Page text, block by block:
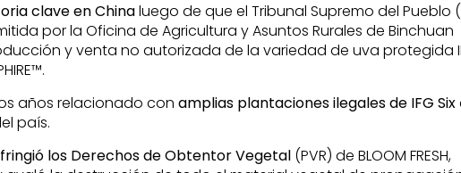
clave en Chinaluego de que el Tribunal Supremo del Pueblo
por la Oficina de Agricultura y Asuntos Rurales de Binchuan
y venta no autorizada de la variedad de uva protegida
años relacionado con amplias plantaciones ilegales de IFG Six
país.
los Derechos de Obtentor Vegetal (PVR) de BLOOM FRESH,